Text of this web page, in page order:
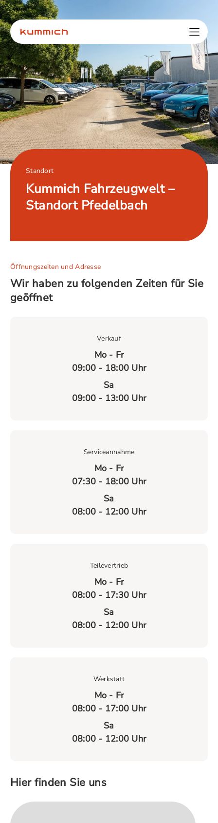
Standort
Kummich Fahrzeugwelt –
Standort Pfedelbach
Öffnungszeiten und Adresse
Wir haben zu folgenden Zeiten für Sie
geöffnet
Verkauf
Mo - Fr
09:00 - 18:00 Uhr
Sa
09:00 - 13:00 Uhr
Serviceannahme
Mo - Fr
07:30 - 18:00 Uhr
Sa
08:00 - 12:00 Uhr
Teilevertrieb
Mo - Fr
08:00 - 17:30 Uhr
Sa
08:00 - 12:00 Uhr
Werkstatt
Mo - Fr
08:00 - 17:00 Uhr
Sa
08:00 - 12:00 Uhr
Hier finden Sie uns